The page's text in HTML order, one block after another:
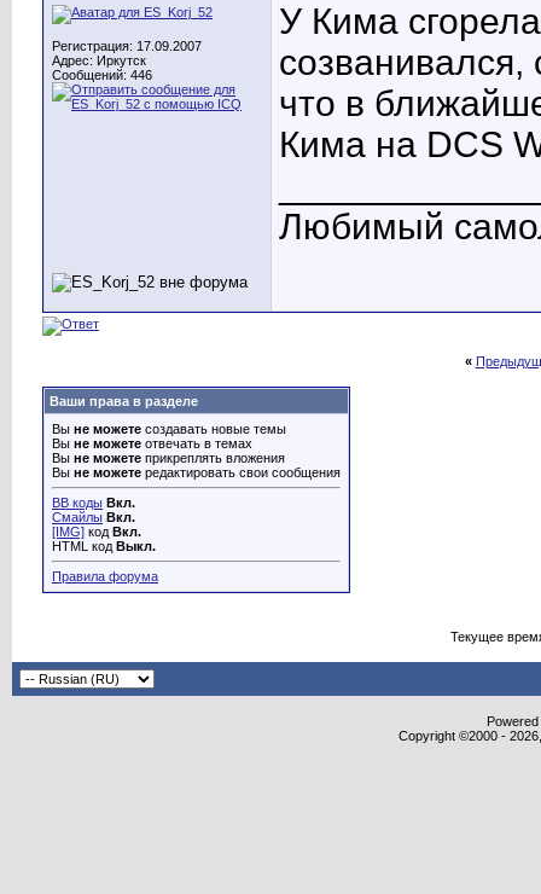
Регистрация: 17.09.2007
Адрес: Иркутск
Сообщений: 446
У Кима
что в
Кима на DCS
Любимый
«
Ваши права в разделе
Вы не можете создавать новые темы
Вы не можете отвечать в темах
Вы не можете прикреплять вложения
Вы не можете редактировать свои сообщения
BB коды Вкл.
Смайлы Вкл.
[IMG] код Вкл.
HTML код Выкл.
Правила форума
Текущее
Copyright ©2000 -